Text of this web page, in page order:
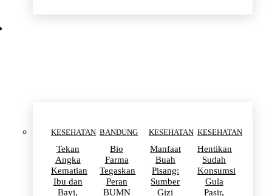
KESEHATAN
Tekan
Angka
Kematian
Ibu dan
Bayi,
BANDUNG
Bio
Farma
Tegaskan
Peran
BUMN
KESEHATAN
Manfaat
Buah
Pisang:
Sumber
Gizi
KESEHATAN
Hentikan
Sudah
Konsumsi
Gula
Pasir,